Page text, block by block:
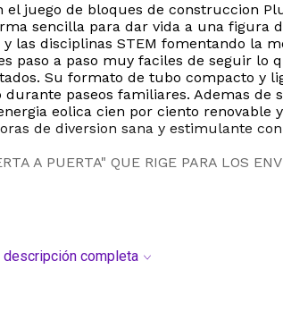
juego de bloques de construccion
sencilla para dar vida a una figura
las disciplinas STEM fomentando la
a paso muy faciles de seguir lo
Su formato de tubo compacto y
paseos familiares. Ademas
eolica cien por ciento renovable
de diversion sana y estimulante
A PUERTA" QUE RIGE PARA LOS
descripción completa